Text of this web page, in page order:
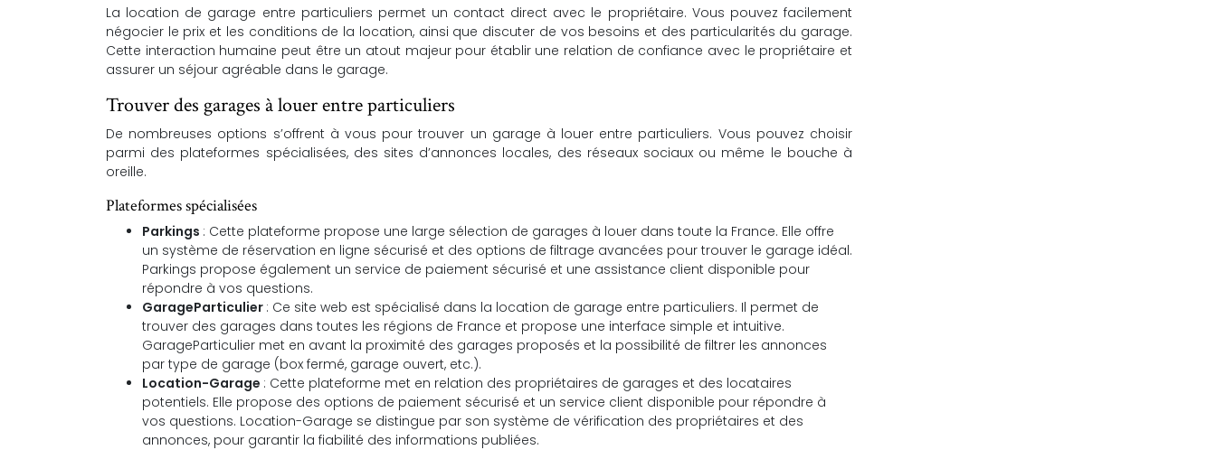
La location de garage entre particuliers permet un contact direct avec le propriétaire. Vous pouvez facilement
négocier le prix et les conditions de la location, ainsi que discuter de vos besoins et des particularités du garage.
Cette interaction humaine peut être un atout majeur pour établir une relation de confiance avec le propriétaire et
assurer un séjour agréable dans le garage.
Trouver des garages à louer entre particuliers
De nombreuses options s’offrent à vous pour trouver un garage à louer entre particuliers. Vous pouvez choisir
parmi des plateformes spécialisées, des sites d’annonces locales, des réseaux sociaux ou même le bouche à
oreille.
Plateformes spécialisées
Parkings : Cette plateforme propose une large sélection de garages à louer dans toute la France. Elle offre
un système de réservation en ligne sécurisé et des options de filtrage avancées pour trouver le garage idéal.
Parkings propose également un service de paiement sécurisé et une assistance client disponible pour
répondre à vos questions.
GarageParticulier : Ce site web est spécialisé dans la location de garage entre particuliers. Il permet de
trouver des garages dans toutes les régions de France et propose une interface simple et intuitive.
GarageParticulier met en avant la proximité des garages proposés et la possibilité de filtrer les annonces
par type de garage (box fermé, garage ouvert, etc.).
Location-Garage : Cette plateforme met en relation des propriétaires de garages et des locataires
potentiels. Elle propose des options de paiement sécurisé et un service client disponible pour répondre à
vos questions. Location-Garage se distingue par son système de vérification des propriétaires et des
annonces, pour garantir la fiabilité des informations publiées.